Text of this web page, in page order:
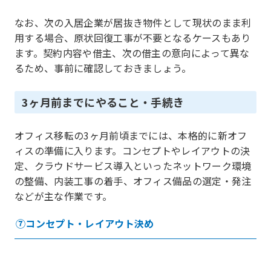
なお、次の入居企業が居抜き物件として現状のまま利
用する場合、原状回復工事が不要となるケースもあり
ます。契約内容や借主、次の借主の意向によって異な
るため、事前に確認しておきましょう。
3ヶ月前までにやること・手続き
オフィス移転の3ヶ月前頃までには、本格的に新オフ
ィスの準備に入ります。コンセプトやレイアウトの決
定、クラウドサービス導入といったネットワーク環境
の整備、内装工事の着手、オフィス備品の選定・発注
などが主な作業です。
⑦コンセプト・レイアウト決め